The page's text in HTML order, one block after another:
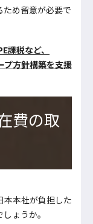
め留意が必要で
課税など、
プ方針構築を支援
費の取
本本社が負担した
ょうか。